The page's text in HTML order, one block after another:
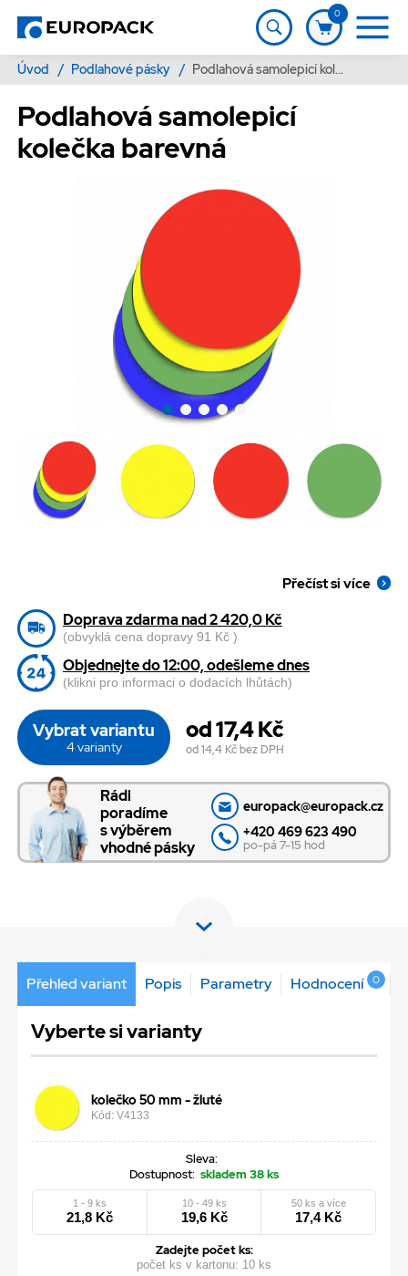
0
Úvod / Podlahové pásky / Podlahová samolepicí kolečka barevná
Podlahová samolepicí
kolečka barevná
Přečíst si více
Doprava zdarma nad 2 420,0 Kč
(obvyklá cena dopravy 91 Kč )
Objednejte do 12:00, odešleme dnes
(klikni pro informaci o dodacích lhůtách)
Vybrat variantu
4 varianty
od 17,4 Kč
od 14,4 Kčbez DPH
Rádi
poradíme
s výběrem
vhodné pásky
europack@europack.cz
+420 469 623 490
po-pá 7-15 hod
Přehled variant Popis Parametry Hodnocení 0
Vyberte si varianty
kolečko 50 mm - žluté
Kód: V4133
Sleva:
Dostupnost: skladem 38 ks
1 - 9 ks
21,8 Kč
10 - 49 ks
19,6 Kč
50 ks a více
17,4 Kč
Zadejte počet ks:
počet ks v kartonu: 10 ks